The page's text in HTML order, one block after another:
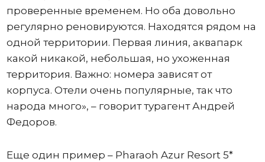
проверенные временем. Но оба довольно
регулярно реновируются. Находятся рядом на
одной территории. Первая линия, аквапарк
какой никакой, небольшая, но ухоженная
территория. Важно: номера зависят от
корпуса. Отели очень популярные, так что
народа много», – говорит турагент Андрей
Федоров.
Еще один пример – Pharaoh Azur Resort 5*